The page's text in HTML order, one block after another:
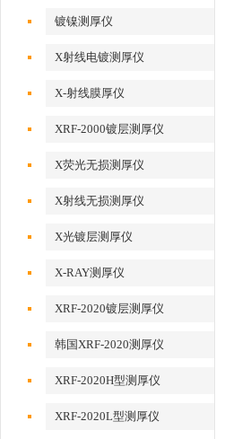
镀镍测厚仪
X射线电镀测厚仪
X-射线膜厚仪
XRF-2000镀层测厚仪
X荧光无损测厚仪
X射线无损测厚仪
X光镀层测厚仪
X-RAY测厚仪
XRF-2020镀层测厚仪
韩国XRF-2020测厚仪
XRF-2020H型测厚仪
XRF-2020L型测厚仪